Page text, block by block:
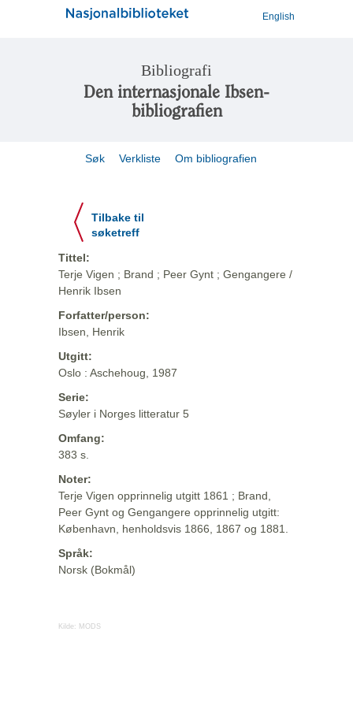
English
Bibliografi
Den internasjonale Ibsen-
bibliografien
Søk Verkliste Om bibliografien
Tilbake til
søketreff
Tittel:
Terje Vigen ; Brand ; Peer Gynt ; Gengangere /
Henrik Ibsen
Forfatter/person:
Ibsen, Henrik
Utgitt:
Oslo : Aschehoug, 1987
Serie:
Søyler i Norges litteratur 5
Omfang:
383 s.
Noter:
Terje Vigen opprinnelig utgitt 1861 ; Brand,
Peer Gynt og Gengangere opprinnelig utgitt:
København, henholdsvis 1866, 1867 og 1881.
Språk:
Norsk (Bokmål)
Kilde: MODS